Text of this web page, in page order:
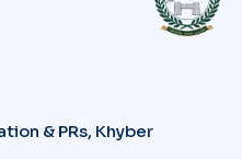
& PRs, Khyber